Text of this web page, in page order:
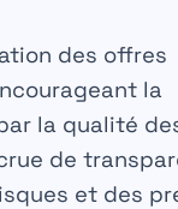
des offres
la
la qualité
de
et des